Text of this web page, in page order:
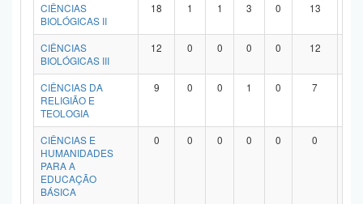
CIÊNCIAS
BIOLÓGICAS II
18 1 1 3 0 13
CIÊNCIAS
BIOLÓGICAS III
12 0 0 0 0 12
CIÊNCIAS DA
RELIGIÃO E
TEOLOGIA
9 0 0 1 0 7
CIÊNCIAS E
HUMANIDADES
PARA A
EDUCAÇÃO
BÁSICA
0 0 0 0 0 0